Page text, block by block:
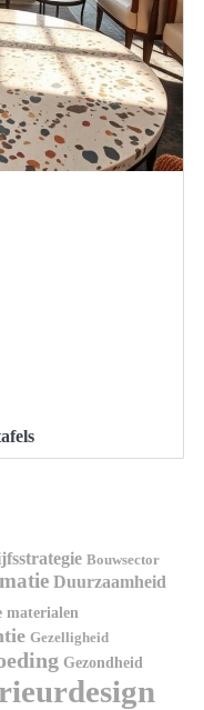
Bouwsector
Duurzaamheid
materialen
Gezelligheid
Gezondheid